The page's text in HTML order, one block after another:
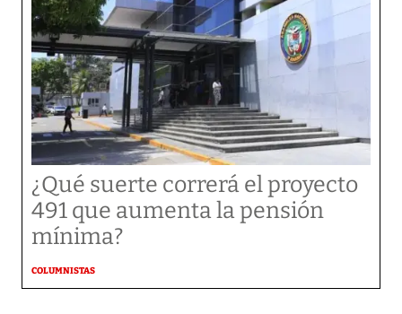
¿Qué suerte correrá el proyecto
491 que aumenta la pensión
mínima?
COLUMNISTAS